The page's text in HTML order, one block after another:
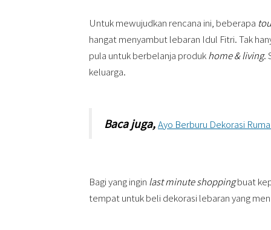
Untuk mewujudkan rencana ini, beberapa
hangat menyambut lebaran Idul Fitri. Tak
pula untuk berbelanja produkhome & living.
keluarga.
Baca juga,Ayo Berburu Dekorasi
Bagi yang ingin last minute shoppingbuat
tempat untuk beli dekorasi lebaran yang